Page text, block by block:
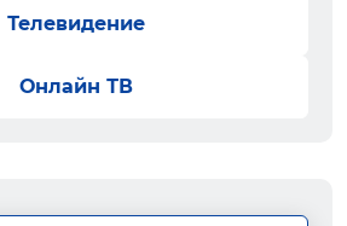
Телевидение
Онлайн ТВ